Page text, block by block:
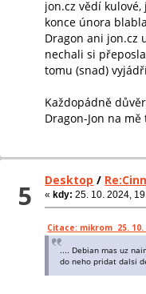
jon.cz vědí
konce února
Dragon ani jon.cz
nechali si
tomu (snad)
Každopádně
Dragon-Jon na
5 Desktop /
« kdy: 25. 10. 2024,
Citace: mikrom 25. 10.
.... Debian mas uz
do neho pridat dalsi